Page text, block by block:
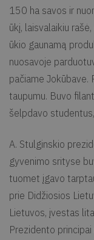
150 ha savos ir
ūkį, laisvalaikiu
ūkio gaunamą
nuosavoje
pačiame Jokūbave.
taupumu. Buvo
šelpdavo
A. Stulginskio
gyvenimo srityse
tuomet įgavo
prie Didžiosios
Lietuvos, įvestas
Prezidento